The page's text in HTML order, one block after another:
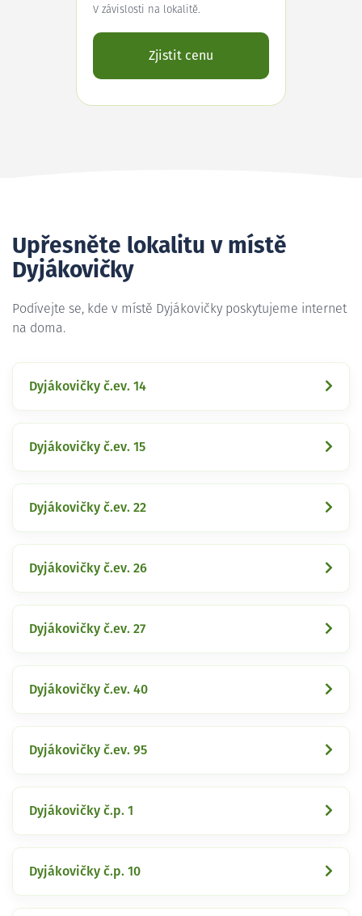
V závislosti na lokalitě.
Zjistit cenu
Upřesněte lokalitu v místě
Dyjákovičky
Podívejte se, kde v místě Dyjákovičky poskytujeme internet
na doma.
Dyjákovičky č.ev. 14
Dyjákovičky č.ev. 15
Dyjákovičky č.ev. 22
Dyjákovičky č.ev. 26
Dyjákovičky č.ev. 27
Dyjákovičky č.ev. 40
Dyjákovičky č.ev. 95
Dyjákovičky č.p. 1
Dyjákovičky č.p. 10